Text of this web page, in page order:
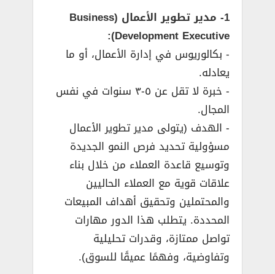
1- مدير تطوير الأعمال (Business
Development Executive):
­- بكالوريوس في إدارة الأعمال، أو ما
يعادله.
­- خبرة لا تقل عن ٥-٣ سنوات في نفس
المجال.
­- الهدف (يتولى مدير تطوير الأعمال
مسؤولية تحديد فرص النمو الجديدة
وتوسيع قاعدة العملاء من خلال بناء
علاقات قوية مع العملاء الحاليين
والمحتملين وتحقيق أهداف المبيعات
المحددة. يتطلب هذا الدور مهارات
تواصل ممتازة، وقدرات تحليلية
وتفاوضية، وفهمًا عميقًا للسوق).